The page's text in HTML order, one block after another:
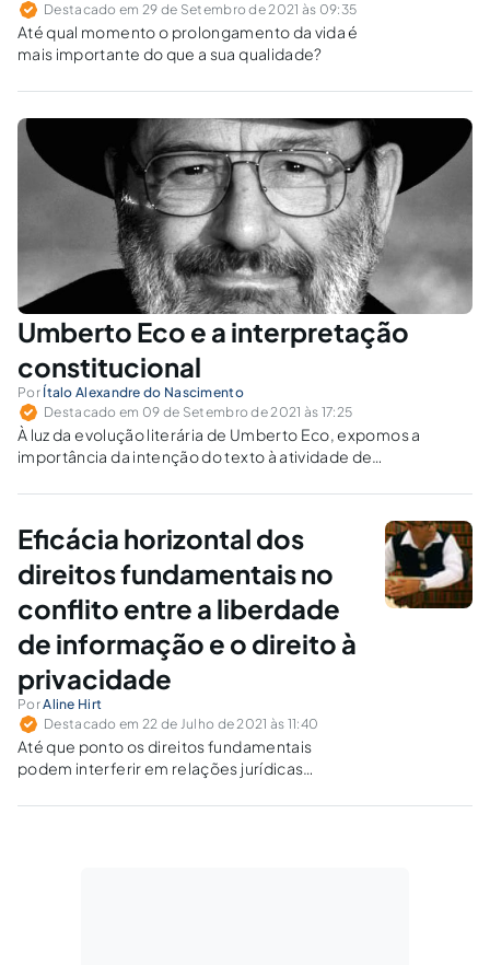
Destacado em 29 de Setembro de 2021 às 09:35
Até qual momento o prolongamento da vida é
mais importante do que a sua qualidade?
Umberto Eco e a interpretação
constitucional
Por Ítalo Alexandre do Nascimento
Destacado em 09 de Setembro de 2021 às 17:25
À luz da evolução literária de Umberto Eco, expomos a
importância da intenção do texto à atividade de
constitucional.
Eficácia horizontal dos
direitos fundamentais no
conflito entre a liberdade
de informação e o direito à
privacidade
PorAline Hirt
Destacado em 22 de Julho de 2021 às 11:40
Até que ponto os direitos fundamentais
podem interferir em relações jurídicas